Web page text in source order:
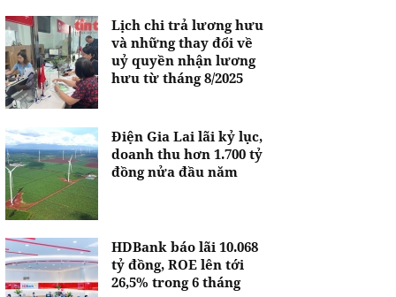
Lịch chi trả lương hưu
và những thay đổi về
uỷ quyền nhận lương
hưu từ tháng 8/2025
Điện Gia Lai lãi kỷ lục,
doanh thu hơn 1.700 tỷ
đồng nửa đầu năm
HDBank báo lãi 10.068
tỷ đồng, ROE lên tới
26,5% trong 6 tháng